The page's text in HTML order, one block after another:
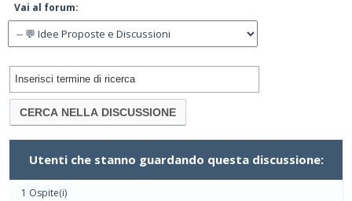
Vai al forum:
Utenti che stanno guardando questa discussione:
1 Ospite(i)